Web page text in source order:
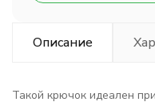
Описание
Такой крючок идеален